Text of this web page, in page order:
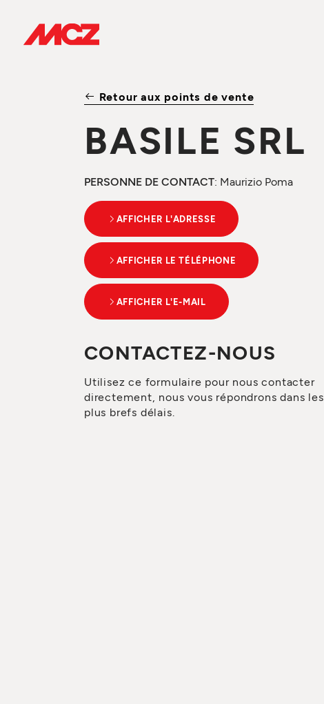
Retour aux points de vente
BASILE SRL
PERSONNE DE CONTACT: Maurizio Poma
AFFICHER L'ADRESSE
AFFICHER LE TÉLÉPHONE
AFFICHER L'E-MAIL
CONTACTEZ-NOUS
Utilisez ce formulaire pour nous contacter
directement, nous vous répondrons dans les
plus brefs délais.